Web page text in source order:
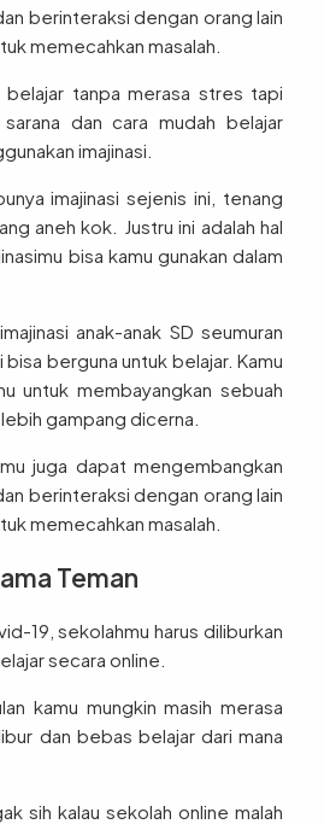
berinteraksi dengan orang lain
memecahkan masalah.
belajar tanpa merasa stres tapi
dan cara mudah belajar
imajinasi.
imajinasi sejenis ini, tenang
aneh kok. Justru ini adalah hal
bisa kamu gunakan dalam
anak-anak SD seumuran
bisa berguna untuk belajar. Kamu
untuk membayangkan sebuah
gampang dicerna.
juga dapat mengembangkan
berinteraksi dengan orang lain
memecahkan masalah.
Teman
19, sekolahmu harus diliburkan
secara online.
kamu mungkin masih merasa
dan bebas belajar dari mana
sih kalau sekolah online malah